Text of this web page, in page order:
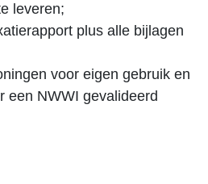
leveren;
plus alle bijlagen
voor eigen gebruik en
een NWWI gevalideerd